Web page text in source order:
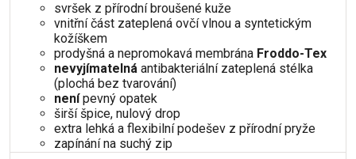
svršek z přírodní broušené kuže
vnitřní část zateplená ovčí vlnou a syntetickým
kožíškem
prodyšná a nepromokavá membrána Froddo-Tex
nevyjímatelná antibakteriální zateplená stélka
(plochá bez tvarování)
nenípevný opatek
širší špice, nulový drop
extra lehká a flexibilní podešev z přírodní pryže
zapínání na suchý zip